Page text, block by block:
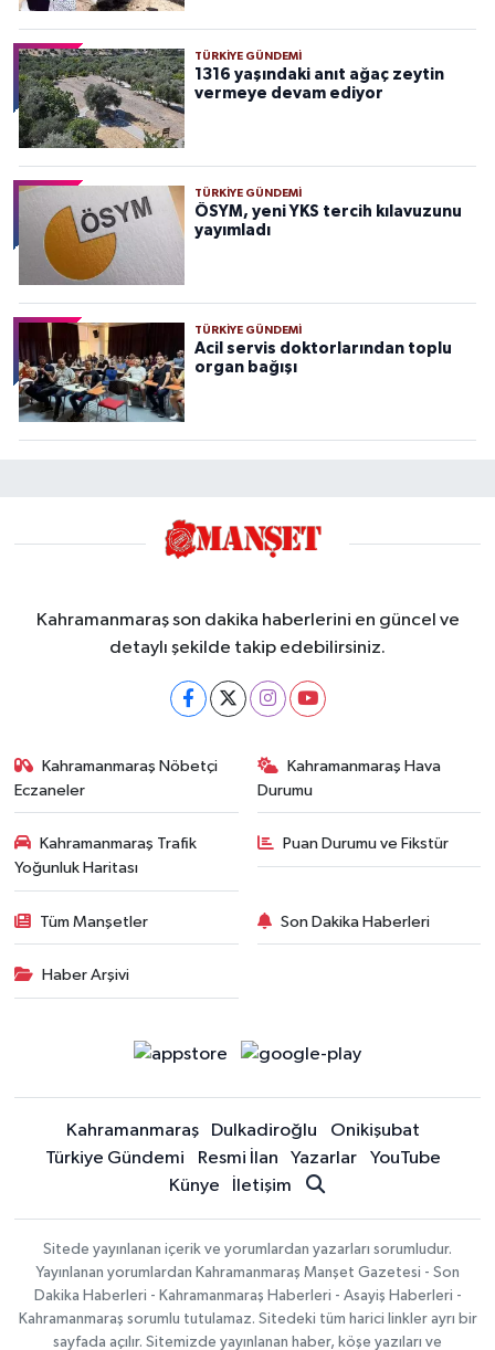
TÜRKIYE GÜNDEMI
1316 yaşındaki anıt ağaç zeytin
vermeye devam ediyor
TÜRKIYE GÜNDEMI
ÖSYM, yeni YKS tercih kılavuzunu
yayımladı
TÜRKIYE GÜNDEMI
Acil servis doktorlarından toplu
organ bağışı
Kahramanmaraş son dakika haberlerini en güncel ve
detaylı şekilde takip edebilirsiniz.
Kahramanmaraş Nöbetçi
Eczaneler
Kahramanmaraş Hava
Durumu
Kahramanmaraş Trafik
Yoğunluk Haritası
Puan Durumu ve Fikstür
Tüm Manşetler Son Dakika Haberleri
Haber Arşivi
Kahramanmaraş Dulkadiroğlu
Onikişubat
Türkiye Gündemi
Resmi İlan Yazarlar
YouTube
Künye
İletişim
Sitede yayınlanan içerik ve yorumlardan yazarları sorumludur.
Yayınlanan yorumlardan Kahramanmaraş Manşet Gazetesi - Son
Dakika Haberleri - Kahramanmaraş Haberleri - Asayiş Haberleri -
Kahramanmaraş sorumlu tutulamaz. Sitedeki tüm harici linkler ayrı bir
sayfada açılır. Sitemizde yayınlanan haber, köşe yazıları ve